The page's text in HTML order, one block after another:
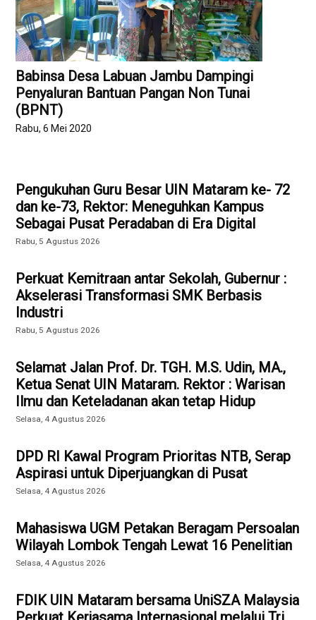
Babinsa Desa Labuan Jambu Dampingi
Penyaluran Bantuan Pangan Non Tunai
(BPNT)
Rabu, 6 Mei 2020
Pengukuhan Guru Besar UIN Mataram ke- 72
dan ke-73, Rektor: Meneguhkan Kampus
Sebagai Pusat Peradaban di Era Digital
Rabu, 5 Agustus 2026
Perkuat Kemitraan antar Sekolah, Gubernur :
Akselerasi Transformasi SMK Berbasis
Industri
Rabu, 5 Agustus 2026
Selamat Jalan Prof. Dr. TGH. M.S. Udin, MA.,
Ketua Senat UIN Mataram. Rektor : Warisan
Ilmu dan Keteladanan akan tetap Hidup
Selasa, 4 Agustus 2026
DPD RI Kawal Program Prioritas NTB, Serap
Aspirasi untuk Diperjuangkan di Pusat
Selasa, 4 Agustus 2026
Mahasiswa UGM Petakan Beragam Persoalan
Wilayah Lombok Tengah Lewat 16 Penelitian
Selasa, 4 Agustus 2026
FDIK UIN Mataram bersama UniSZA Malaysia